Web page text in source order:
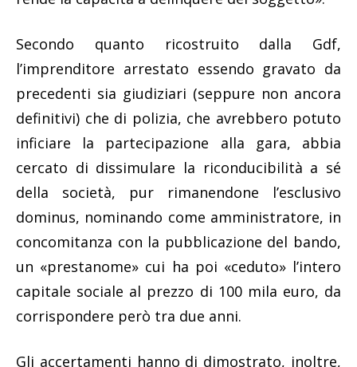
Secondo quanto ricostruito dalla Gdf,
l’imprenditore arrestato essendo gravato da
precedenti sia giudiziari (seppure non ancora
definitivi) che di polizia, che avrebbero potuto
inficiare la partecipazione alla gara, abbia
cercato di dissimulare la riconducibilità a sé
della società, pur rimanendone l’esclusivo
dominus, nominando come amministratore, in
concomitanza con la pubblicazione del bando,
un «prestanome» cui ha poi «ceduto» l’intero
capitale sociale al prezzo di 100 mila euro, da
corrispondere però tra due anni.
Gli accertamenti hanno di dimostrato, inoltre,